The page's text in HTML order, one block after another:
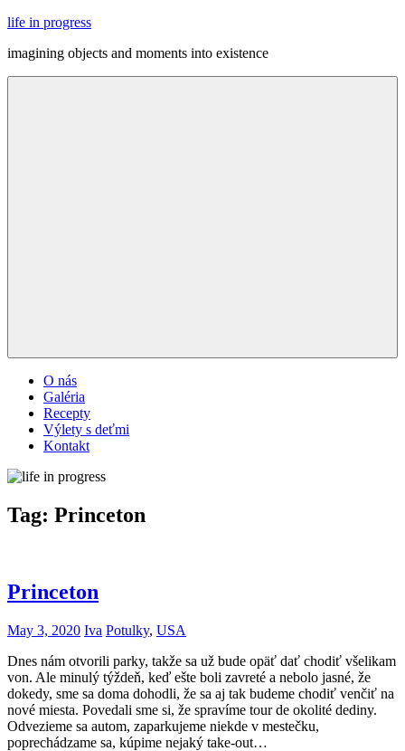
Skip
content
life in progress
imagining objects and moments into existence
O nás
Galéria
Recepty
Výlety s deťmi
Kontakt
Tag: Princeton
Princeton
May 3, 2020 Iva Potulky, USA
Dnes nám otvorili parky, takže sa už bude opäť dať chodiť všelikam
von. Ale minulý týždeň, keď ešte boli zavreté a nebolo jasné, že
dokedy, sme sa doma dohodli, že sa aj tak budeme chodiť venčiť na
nové miesta. Povedali sme si, že spravíme tour de okolité dediny.
Odvezieme sa autom, zaparkujeme niekde v mestečku,
poprechádzame sa, kúpime nejaký take-out…